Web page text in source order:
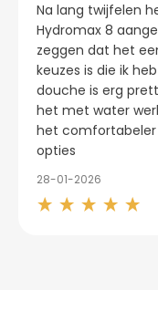
Na lang twijfelen
Hydromax 8
zeggen dat het
keuzes is die ik
douche is erg
het met water
het comfortabeler
opties
28-01-2026